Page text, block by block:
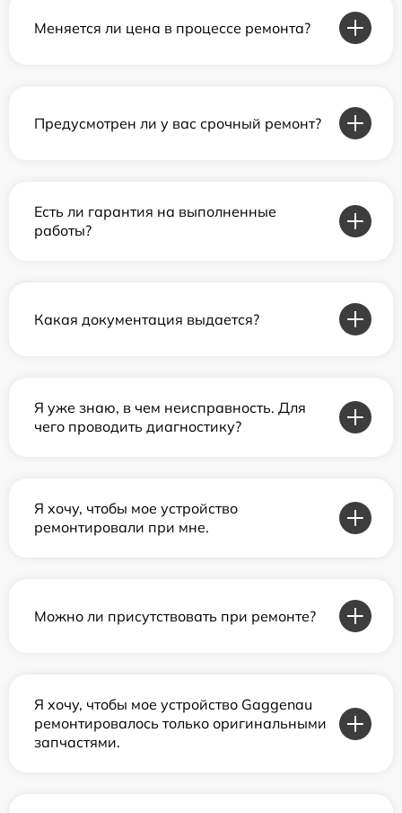
Меняется ли цена в процессе ремонта?
Предусмотрен ли у вас срочный ремонт?
Есть ли гарантия на выполненные
работы?
Какая документация выдается?
Я уже знаю, в чем неисправность. Для
чего проводить диагностику?
Я хочу, чтобы мое устройство
ремонтировали при мне.
Можно ли присутствовать при ремонте?
Я хочу, чтобы мое устройство Gaggenau
ремонтировалось только оригинальными
запчастями.